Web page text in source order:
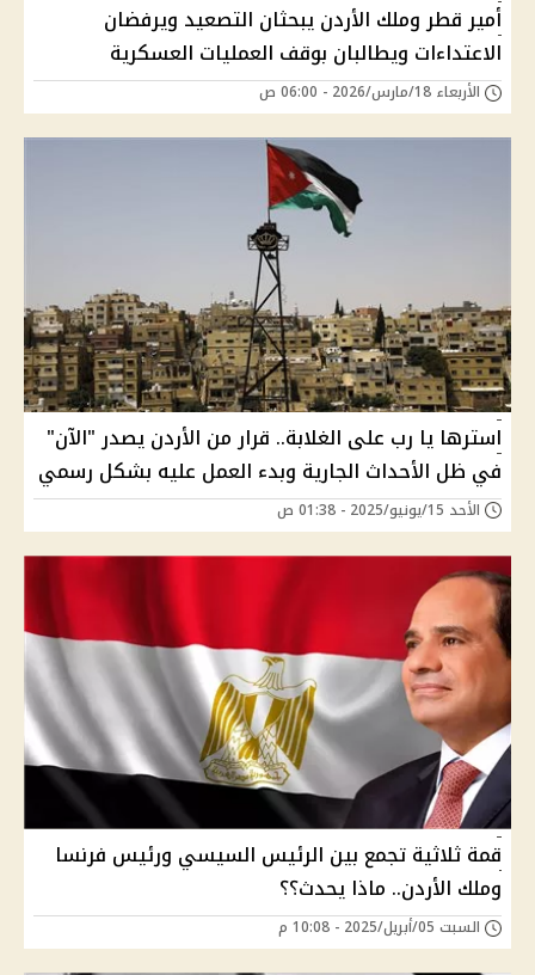
أمير قطر وملك الأردن يبحثان التصعيد ويرفضان
الاعتداءات ويطالبان بوقف العمليات العسكرية
الأربعاء 18/مارس/2026 - 06:00 ص
استرها يا رب على الغلابة.. قرار من الأردن يصدر "الآن"
في ظل الأحداث الجارية وبدء العمل عليه بشكل رسمي
الأحد 15/يونيو/2025 - 01:38 ص
قمة ثلاثية تجمع بين الرئيس السيسي ورئيس فرنسا
وملك الأردن.. ماذا يحدث؟؟
السبت 05/أبريل/2025 - 10:08 م